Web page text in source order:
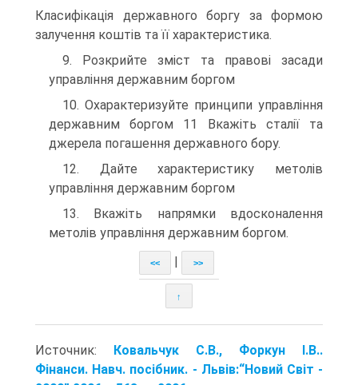
Класифікація державного боргу за формою
залучення коштів та її характеристика.
9. Розкрийте зміст та правові засади
управління державним боргом
10. Охарактеризуйте принципи управління
державним боргом 11 Вкажіть сталії та
джерела погашення державного бору.
12. Дайте характеристику метолів
управління державним боргом
13. Вкажіть напрямки вдосконалення
метолів управління державним боргом.
<< >>
↑
Источник: Ковальчук С.В., Форкун І.В..
Фінанси. Навч. посібник. - Львів:“Новий Світ -